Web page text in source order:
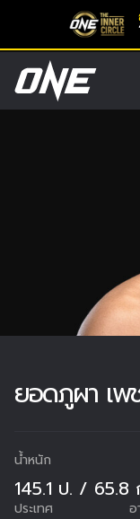
ยอดภูผา เพ
น้ำหนัก
145.1 ป. / 65.8
ประเทศ อ